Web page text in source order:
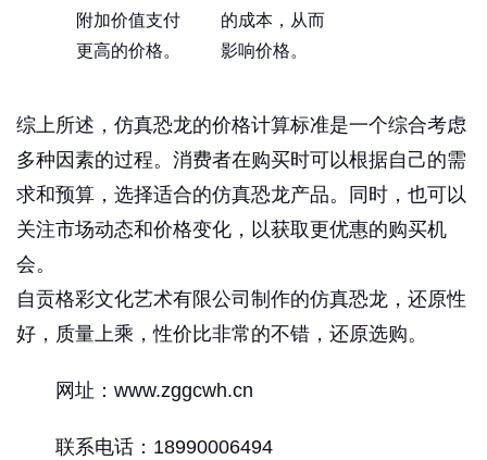
附加价值支付
更高的价格。
的成本，从而
影响价格。
综上所述，仿真恐龙的价格计算标准是一个综合考虑
多种因素的过程。消费者在购买时可以根据自己的需
求和预算，选择适合的仿真恐龙产品。同时，也可以
关注市场动态和价格变化，以获取更优惠的购买机
会。
自贡格彩文化艺术有限公司制作的仿真恐龙，还原性
好，质量上乘，性价比非常的不错，还原选购。
网址：www.zggcwh.cn
联系电话：18990006494